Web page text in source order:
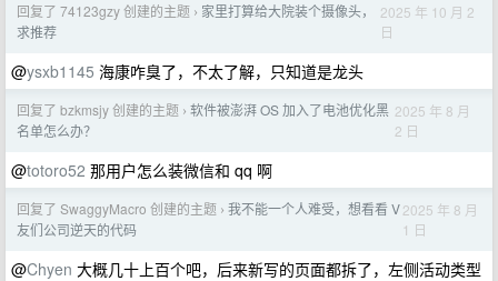
回复了 74123gzy 创建的主题 › 家里打算给大院装个摄像头，
求推荐
2025 年 10 月 2
日
@ysxb1145 海康咋臭了，不太了解，只知道是龙头
回复了 bzkmsjy 创建的主题 › 软件被澎湃 OS 加入了电池优化黑
名单怎么办？
2025 年 8 月
2 日
@totoro52 那用户怎么装微信和 qq 啊
回复了 SwaggyMacro 创建的主题 › 我不能一个人难受，想看看 V
友们公司逆天的代码
2025 年 8 月
1 日
@Chyen 大概几十上百个吧，后来新写的页面都拆了，左侧活动类型